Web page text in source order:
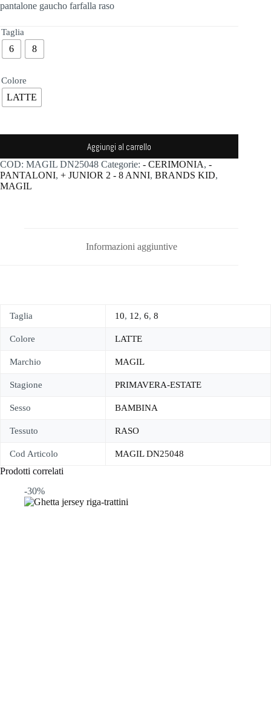
originale
attuale
pantalone gaucho farfalla raso
Taglia
6 8
Colore
LATTE
Aggiungi al carrello
COD: MAGIL DN25048 Categorie: - CERIMONIA, -
PANTALONI, + JUNIOR 2 - 8 ANNI, BRANDS KID,
MAGIL
Informazioni aggiuntive
Taglia 10, 12, 6, 8
Colore LATTE
Marchio MAGIL
Stagione PRIMAVERA-ESTATE
Sesso BAMBINA
Tessuto RASO
Cod Articolo MAGIL DN25048
Prodotti correlati
-30%